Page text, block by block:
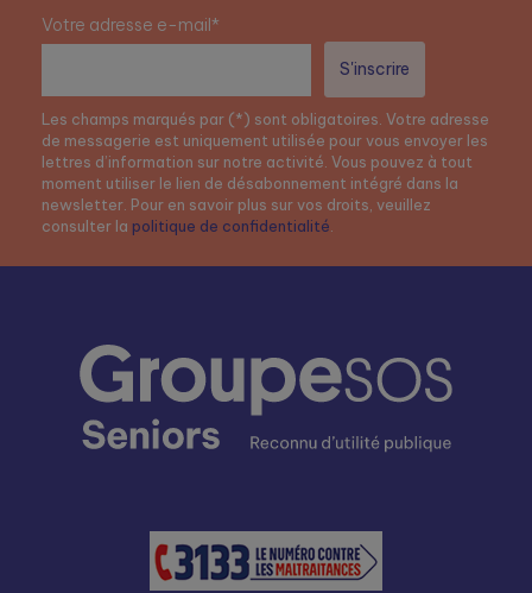
Votre adresse e-mail*
Les champs marqués par (*) sont obligatoires. Votre adresse
de messagerie est uniquement utilisée pour vous envoyer les
lettres d’information sur notre activité. Vous pouvez à tout
moment utiliser le lien de désabonnement intégré dans la
newsletter. Pour en savoir plus sur vos droits, veuillez
consulter la politique de confidentialité.